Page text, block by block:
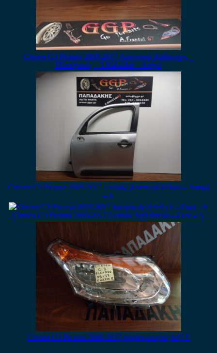
Citroen C3 Picasso 2009-2017 Αριστερός Καθρέπτης –
Ηλεκτρικός – 3 Καλώδια – Ασημί
Citroen C3 Picasso 2009-2017 Εμπρός Αριστερή Πόρτα – Ασημί
– Α
Citroen C3 Picasso 2009-2017 Εμπρός Δεξί Φτερό – Γκρι – Α
Citroen C3 Picasso 2009-2017 φανάρι εμπρός δεξί E